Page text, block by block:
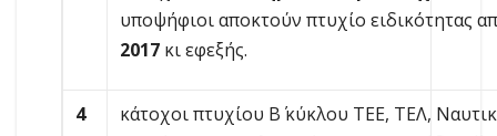
υποψήφιοι αποκτούν πτυχίο ειδικότητας
2017 κι εφεξής.
4
κάτοχοι πτυχίου Β΄ κύκλου ΤΕΕ, ΤΕΛ,